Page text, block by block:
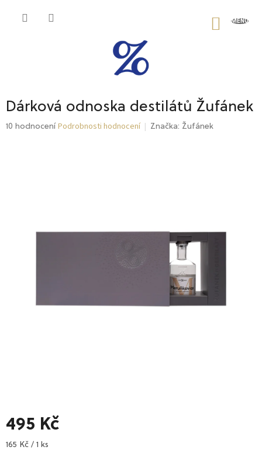
Dárková odnoska destilátů Žufánek
Průměrné
10 hodnocení Podrobnosti hodnocení Značka: Žufánek
495 Kč
Měrná
165 Kč / 1 ks